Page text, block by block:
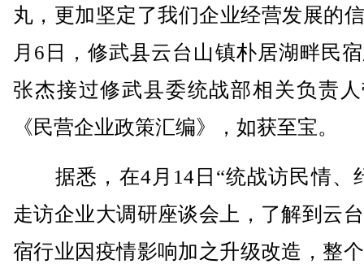
丸，更加坚定了我们企业经营发展的
月6日，修武县云台山镇朴居湖畔民
张杰接过修武县委统战部相关负责
《民营企业政策汇编》，如获至宝。
据悉，在4月14日“统战访民情、
走访企业大调研座谈会上，了解到云
宿行业因疫情影响加之升级改造，整